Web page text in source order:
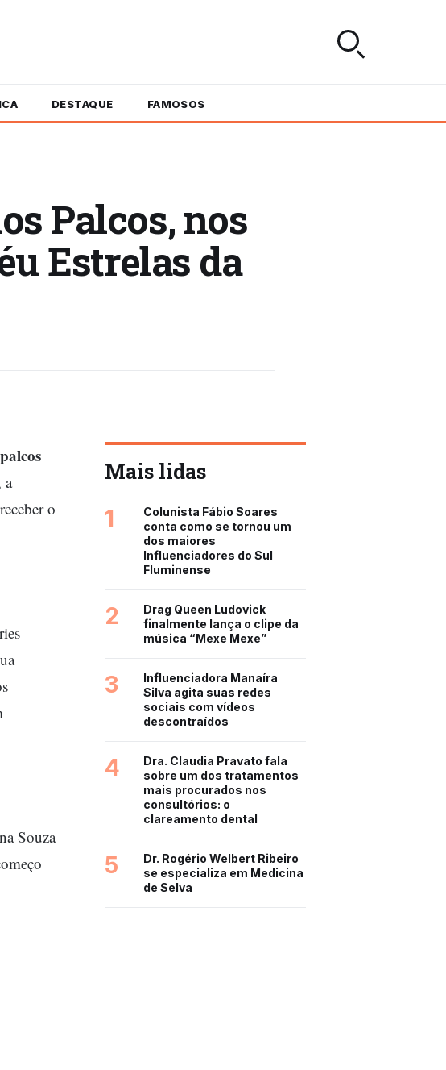
DESTAQUE FAMOSOS
Palcos, nos
Estrelas da
a
o
Souza
Mais lidas
1
Colunista Fábio Soares
conta como se tornou um
dos maiores
Influenciadores do Sul
Fluminense
2
Drag Queen Ludovick
finalmente lança o clipe da
música “Mexe Mexe”
3
Influenciadora Manaíra
Silva agita suas redes
sociais com vídeos
descontraídos
4
Dra. Claudia Pravato fala
sobre um dos tratamentos
mais procurados nos
consultórios: o
clareamento dental
5
Dr. Rogério Welbert Ribeiro
se especializa em Medicina
de Selva